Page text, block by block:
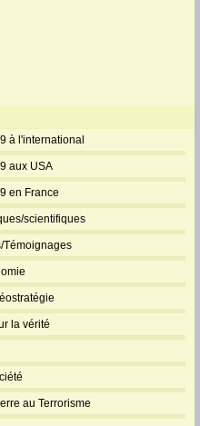
à l'international
aux USA
en France
scientifiques
Témoignages
la vérité
au Terrorisme